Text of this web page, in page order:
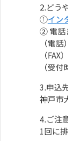
2.どう
①イン
② 電話
（電
（
（受
3.申込
神戸市
4.ご注
1回に